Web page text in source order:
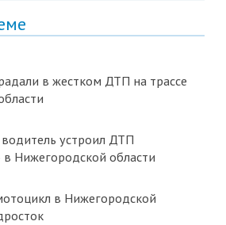
в жестком ДТП на трассе
устроил ДТП
Нижегородской области
в Нижегородской